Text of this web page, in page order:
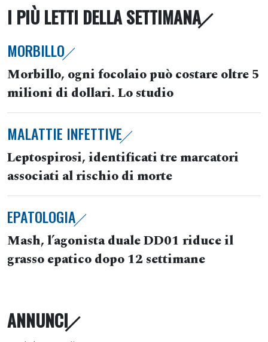
I PIÙ LETTI DELLA SETTIMANA
MORBILLO
Morbillo, ogni focolaio può costare oltre 5
milioni di dollari. Lo studio
MALATTIE INFETTIVE
Leptospirosi, identificati tre marcatori
associati al rischio di morte
EPATOLOGIA
Mash, l’agonista duale DD01 riduce il
grasso epatico dopo 12 settimane
ANNUNCI